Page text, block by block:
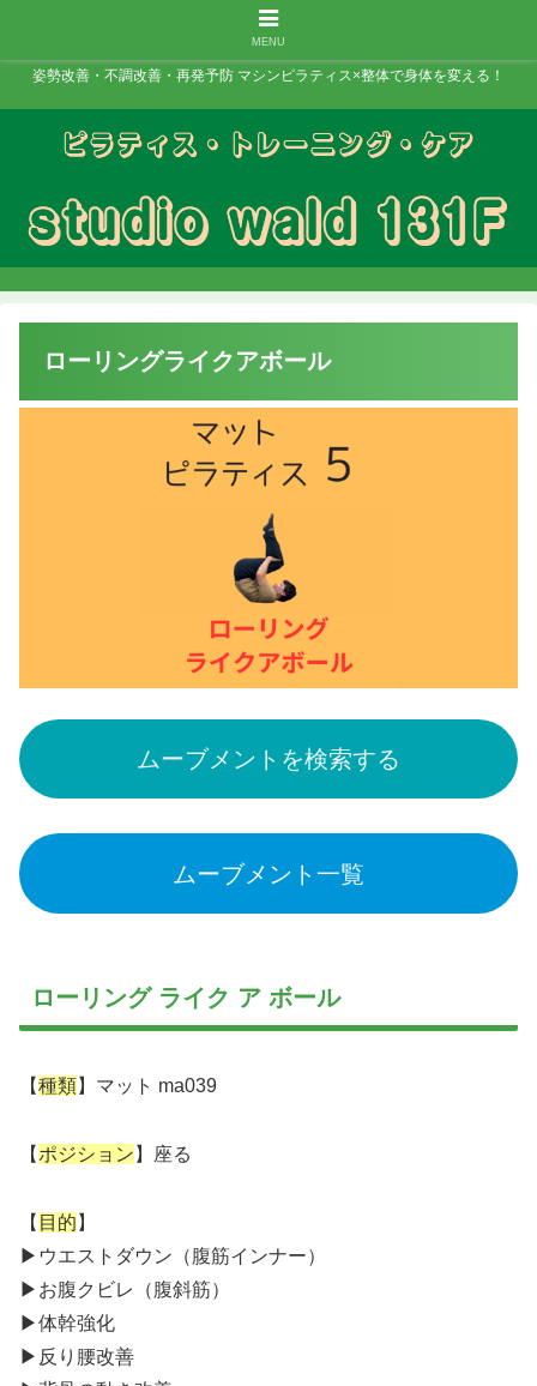
姿勢改善・不調改善・再発予防 マシンピラティス×整体で身体を変える！
ローリングライクアボール
ムーブメントを検索する
ムーブメント一覧
ローリング ライク ア ボール
【種類】マット ma039
【 ポジション 】座る
【 目的 】
▶︎ウエストダウン（腹筋インナー）
▶︎お腹クビレ（腹斜筋）
▶︎体幹強化
▶︎反り腰改善
MENU